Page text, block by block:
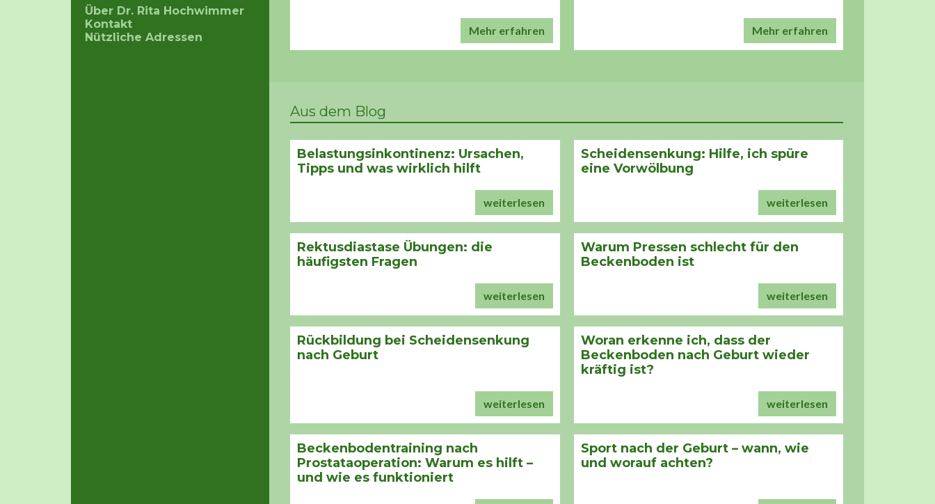
Über Dr. Rita Hochwimmer
Kontakt
Nützliche Adressen
Mehr erfahren Mehr erfahren
Aus dem Blog
Belastungsinkontinenz: Ursachen,
Tipps und was wirklich hilft
weiterlesen
Scheidensenkung: Hilfe, ich spüre
eine Vorwölbung
weiterlesen
Rektusdiastase Übungen: die
häufigsten Fragen
weiterlesen
Warum Pressen schlecht für den
Beckenboden ist
weiterlesen
Rückbildung bei Scheidensenkung
nach Geburt
weiterlesen
Woran erkenne ich, dass der
Beckenboden nach Geburt wieder
kräftig ist?
weiterlesen
Beckenbodentraining nach
Prostataoperation: Warum es hilft –
und wie es funktioniert
Sport nach der Geburt – wann, wie
und worauf achten?